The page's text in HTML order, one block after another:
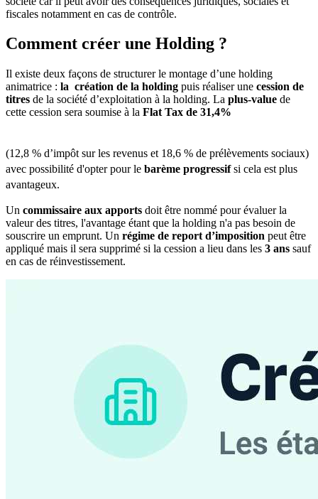
fiscales notamment en cas de contrôle.
Comment créer une Holding ?
Il existe deux façons de structurer le montage d’une holding
animatrice : la création de la holding puis réaliser une cession de
titres de la société d’exploitation à la holding. La plus-value de
cette cession sera soumise à la Flat Tax de 31,4%
(12,8 % d’impôt sur les revenus et 18,6 % de prélèvements sociaux)
avec possibilité d'opter pour le barème progressifsi cela est plus
avantageux.
Un commissaire aux apports doit être nommé pour évaluer la
valeur des titres, l'avantage étant que la holding n'a pas besoin de
souscrire un emprunt. Un régime de report d’imposition peut être
appliqué mais il sera supprimé si la cession a lieu dans les 3 ans sauf
en cas de réinvestissement.